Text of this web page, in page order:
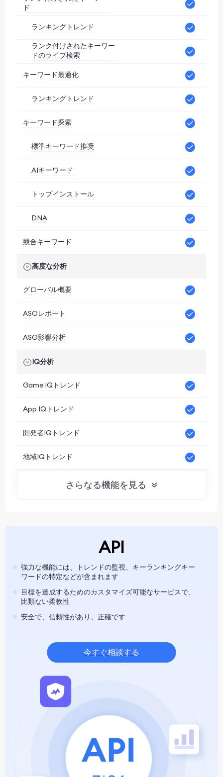
ド
ランキングトレンド
ランク付けされたキーワー
ドのライブ検索
キーワード最適化
ランキングトレンド
キーワード探索
標準キーワード推奨
AIキーワード
トップインストール
DNA
競合キーワード
高度な分析
グローバル概要
ASOレポート
ASO影響分析
IQ分析
Game IQトレンド
App IQトレンド
開発者IQトレンド
地域IQトレンド
さらなる機能を見る
API
強力な機能には、トレンドの監視、キーランキングキー
ワードの特定などが含まれます
目標を達成するためのカスタマイズ可能なサービスで、
比類ない柔軟性
安全で、信頼性があり、正確です
今すぐ相談する